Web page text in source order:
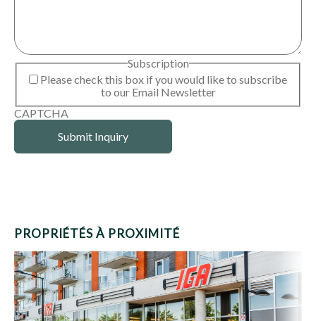
Subscription
Please check this box if you would like to subscribe
to our Email Newsletter
CAPTCHA
PROPRIÉTÉS À PROXIMITÉ